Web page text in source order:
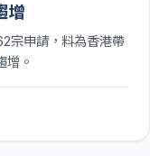
增
宗申請，料為香港帶
增。